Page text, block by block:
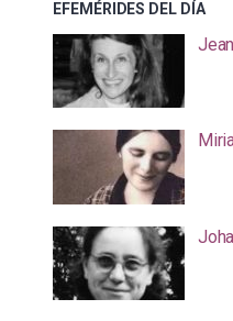
EFEMÉRIDES DEL DÍA